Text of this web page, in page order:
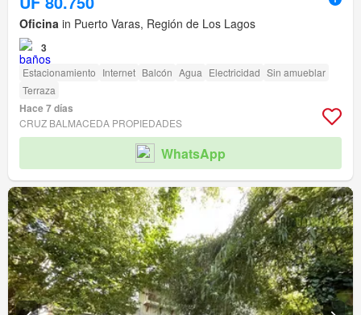
Oficina in Puerto Varas, Región de Los Lagos
3
Estacionamiento Internet Balcón Agua Electricidad Sin amueblar
Terraza
Hace 7 días
CRUZ BALMACEDA PROPIEDADES
WhatsApp